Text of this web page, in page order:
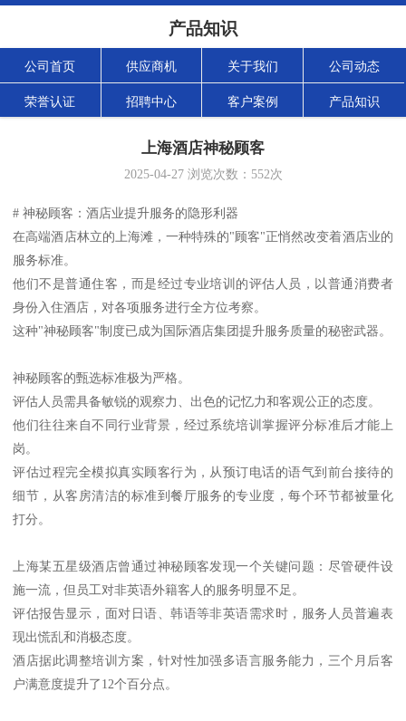
产品知识
公司首页 供应商机 关于我们 公司动态
荣誉认证 招聘中心 客户案例 产品知识
上海酒店神秘顾客
2025-04-27浏览次数： 552次
# 神秘顾客：酒店业提升服务的隐形利器
在高端酒店林立的上海滩，一种特殊的"顾客"正悄然改变着酒店业的
服务标准。
他们不是普通住客，而是经过专业培训的评估人员，以普通消费者
身份入住酒店，对各项服务进行全方位考察。
这种"神秘顾客"制度已成为国际酒店集团提升服务质量的秘密武器。
神秘顾客的甄选标准极为严格。
评估人员需具备敏锐的观察力、出色的记忆力和客观公正的态度。
他们往往来自不同行业背景，经过系统培训掌握评分标准后才能上
岗。
评估过程完全模拟真实顾客行为，从预订电话的语气到前台接待的
细节，从客房清洁的标准到餐厅服务的专业度，每个环节都被量化
打分。
上海某五星级酒店曾通过神秘顾客发现一个关键问题：尽管硬件设
施一流，但员工对非英语外籍客人的服务明显不足。
评估报告显示，面对日语、韩语等非英语需求时，服务人员普遍表
现出慌乱和消极态度。
酒店据此调整培训方案，针对性加强多语言服务能力，三个月后客
户满意度提升了12个百分点。